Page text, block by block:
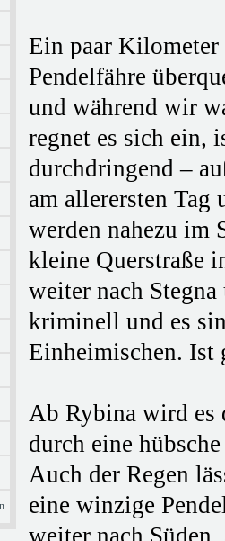
Ein paar Kilometer
Pendelfähre
und während wir
regnet es sich ein,
durchdringend –
am allerersten Tag
werden nahezu im
kleine Querstraße
weiter nach
kriminell und es
Einheimischen. Ist
Ab Rybina wird es
durch eine
Auch der Regen
eine winzige
weiter nach